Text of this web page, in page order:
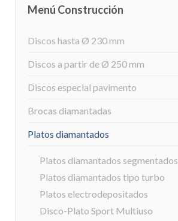
Menú Construcción
Discos hasta Ø 230 mm
Discos a partir de Ø 250 mm
Discos especial pavimento
Brocas diamantadas
Platos diamantados
Platos diamantados segmentados
Platos diamantados tipo turbo
Platos electrodepositados
Disco-Plato Sport Multiuso